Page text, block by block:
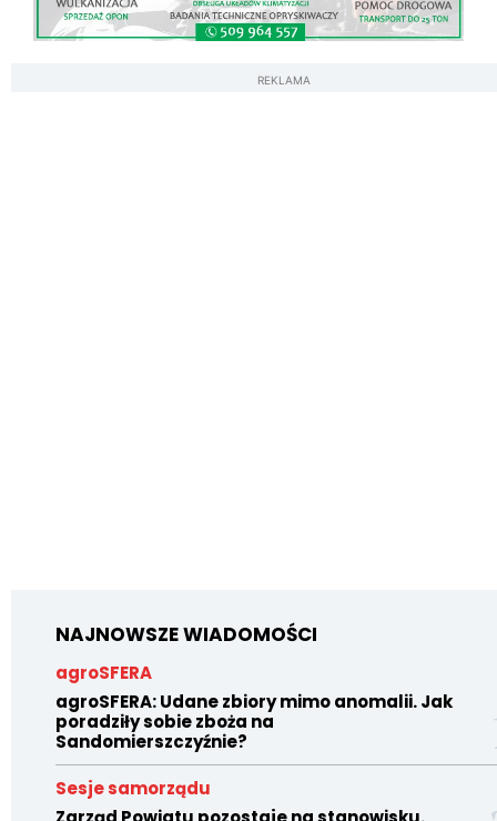
REKLAMA
NAJNOWSZE WIADOMOŚCI
agroSFERA
agroSFERA: Udane zbiory mimo anomalii. Jak
poradziły sobie zboża na
Sandomierszczyźnie?
Sesje samorządu